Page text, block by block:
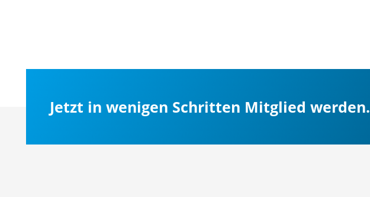
Jetzt in wenigen Schritten Mitglied werden.